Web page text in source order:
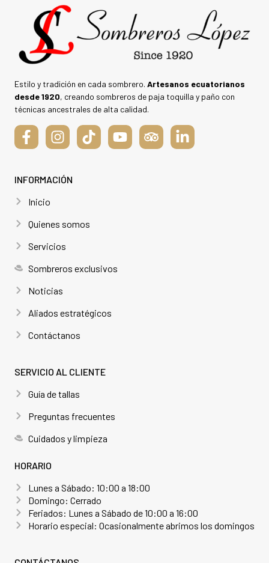
Estilo y tradición en cada sombrero. Artesanos ecuatorianos
desde 1920, creando sombreros de paja toquilla y paño con
técnicas ancestrales de alta calidad.
INFORMACIÓN
Inicio
Quienes somos
Servicios
Sombreros exclusivos
Noticias
Aliados estratégicos
Contáctanos
SERVICIO AL CLIENTE
Guía de tallas
Preguntas frecuentes
Cuidados y limpieza
HORARIO
Lunes a Sábado: 10:00 a 18:00
Domingo: Cerrado
Feriados: Lunes a Sábado de 10:00 a 16:00
Horario especial: Ocasionalmente abrimos los domingos